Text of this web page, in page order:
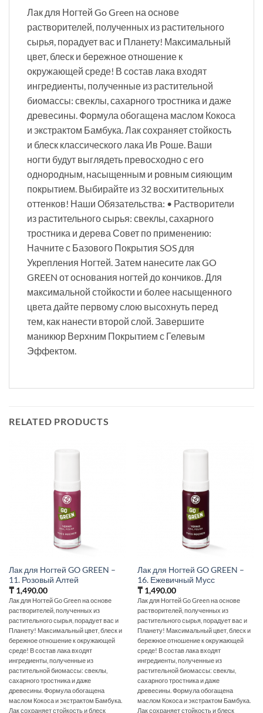
Лак для Ногтей Go Green на основе
растворителей, полученных из растительного
сырья, порадует вас и Планету! Максимальный
цвет, блеск и бережное отношение к
окружающей среде! В состав лака входят
ингредиенты, полученные из растительной
биомассы: свеклы, сахарного тростника и даже
древесины. Формула обогащена маслом Кокоса
и экстрактом Бамбука. Лак сохраняет стойкость
и блеск классического лака Ив Роше. Ваши
ногти будут выглядеть превосходно с его
однородным, насыщенным и ровным сияющим
покрытием. Выбирайте из 32 восхитительных
оттенков! Наши Обязательства: • Растворители
из растительного сырья: свеклы, сахарного
тростника и дерева Совет по применению:
Начните с Базового Покрытия SOS для
Укрепления Ногтей. Затем нанесите лак GO
GREEN от основания ногтей до кончиков. Для
максимальной стойкости и более насыщенного
цвета дайте первому слою высохнуть перед
тем, как нанести второй слой. Завершите
маникюр Верхним Покрытием с Гелевым
Эффектом.
RELATED PRODUCTS
Лак для Ногтей GO GREEN –
11. Розовый Алтей
₸1,490.00
Лак для Ногтей Go Green на основе
растворителей, полученных из
растительного сырья, порадует вас и
Планету! Максимальный цвет, блеск и
бережное отношение к окружающей
среде! В состав лака входят
ингредиенты, полученные из
растительной биомассы: свеклы,
сахарного тростника и даже
древесины. Формула обогащена
маслом Кокоса и экстрактом Бамбука.
Лак сохраняет стойкость и блеск
Лак для Ногтей GO GREEN –
16. Ежевичный Мусс
₸1,490.00
Лак для Ногтей Go Green на основе
растворителей, полученных из
растительного сырья, порадует вас и
Планету! Максимальный цвет, блеск и
бережное отношение к окружающей
среде! В состав лака входят
ингредиенты, полученные из
растительной биомассы: свеклы,
сахарного тростника и даже
древесины. Формула обогащена
маслом Кокоса и экстрактом Бамбука.
Лак сохраняет стойкость и блеск